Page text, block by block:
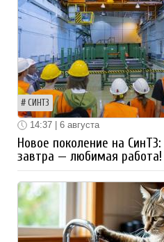
СИНТЗ
14:37 | 6 августа
Новое поколение на
завтра — любимая работа!